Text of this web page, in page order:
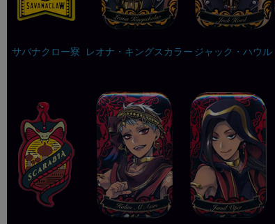
サバナクロー寮 レオナ・キングスカラー ジャック・ハウル